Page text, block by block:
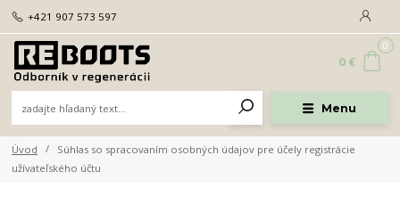
Menu
+421 907 573 597
0
0 €
Úvod
Súhlas so spracovaním osobných údajov pre účely registrácie
užívateľského účtu